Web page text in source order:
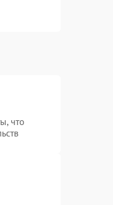
что